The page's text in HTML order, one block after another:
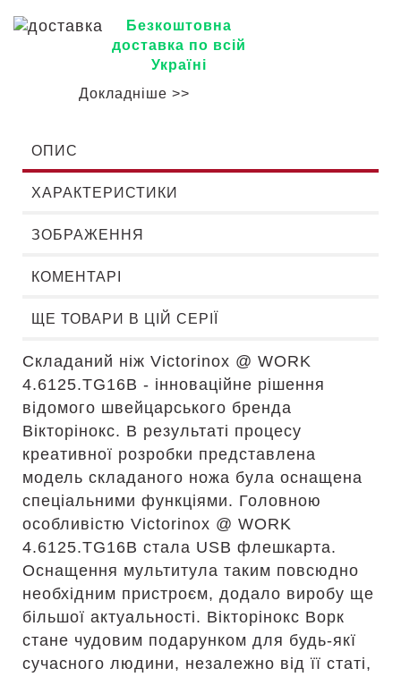
Безкоштовна
доставка по всій
Україні
Докладніше >>
ОПИС
ХАРАКТЕРИСТИКИ
ЗОБРАЖЕННЯ
КОМЕНТАРІ
ЩЕ ТОВАРИ В ЦІЙ СЕРІЇ
Складаний ніж Victorinox @ WORK
4.6125.TG16B - інноваційне рішення
відомого швейцарського бренда
Вікторінокс. В результаті процесу
креативної розробки представлена
модель складаного ножа була оснащена
спеціальними функціями. Головною
особливістю Victorinox @ WORK
4.6125.TG16B стала USB флешкарта.
Оснащення мультитула таким повсюдно
необхідним пристроєм, додало виробу ще
більшої актуальності. Вікторінокс Ворк
стане чудовим подарунком для будь-якї
сучасного людини, незалежно від її статі,